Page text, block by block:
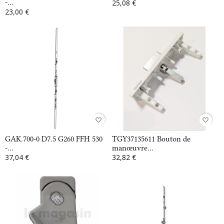
-...
23,00 €
25,08 €
favorite_border
GAK.700-0 D7.5 G260 FFH 530
-...
37,04 €
favorite_border
TGY37135611 Bouton de
manœuvre...
32,82 €